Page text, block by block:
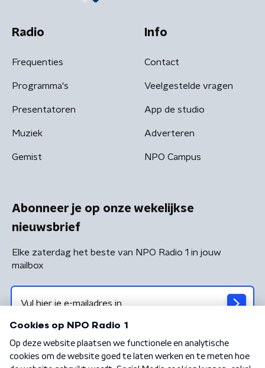
Radio
Frequenties
Programma's
Presentatoren
Muziek
Gemist
Info
Contact
Veelgestelde vragen
App de studio
Adverteren
NPO Campus
Abonneer je op onze wekelijkse
nieuwsbrief
Elke zaterdag het beste van NPO Radio 1 in jouw
mailbox